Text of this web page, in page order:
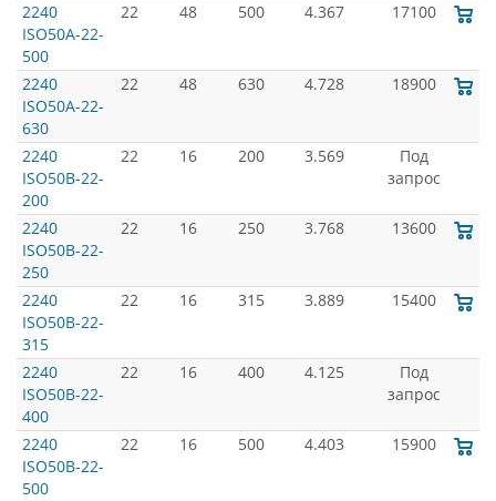
2240
ISO50A-22-
500
22 48 500 4.367 17100
2240
ISO50A-22-
630
22 48 630 4.728 18900
2240
ISO50B-22-
200
22 16 200 3.569
Под
запрос
2240
ISO50B-22-
250
22 16 250 3.768 13600
2240
ISO50B-22-
315
22 16 315 3.889 15400
2240
ISO50B-22-
400
22 16 400 4.125
Под
запрос
2240
ISO50B-22-
500
22 16 500 4.403 15900